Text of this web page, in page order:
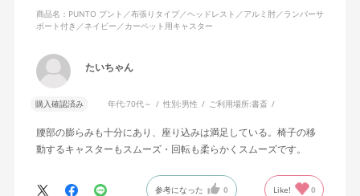
商品名：PUNTO プント／布張りタイプ／ヘッドレスト／アルミ肘／ランバーサ
ポート付き／ネイビー／カーペット用キャスター
たいちゃん
購入確認済み 年代:70代～ 性別:男性 ご利用場所:書斎
腰部の膨らみも十分にあり、座り込みは満足している。椅子の移
動するキャスターもスムーズ・回転も柔らかくスムーズです。
参考になった 0 Like! 0